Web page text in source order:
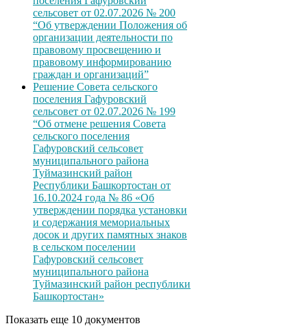
сельсовет от 02.07.2026 № 200
“Об утверждении Положения об
организации деятельности по
правовому просвещению и
правовому информированию
граждан и организаций”
Решение Совета сельского
поселения Гафуровский
сельсовет от 02.07.2026 № 199
“Об отмене решения Совета
сельского поселения
Гафуровский сельсовет
муниципального района
Туймазинский район
Республики Башкортостан от
16.10.2024 года № 86 «Об
утверждении порядка установки
и содержания мемориальных
досок и других памятных знаков
в сельском поселении
Гафуровский сельсовет
муниципального района
Туймазинский район республики
Башкортостан»
Показать еще 10 документов